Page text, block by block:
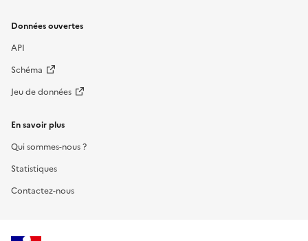
Données ouvertes
API
Schéma
Jeu de données
En savoir plus
Qui sommes-nous ?
Statistiques
Contactez-nous